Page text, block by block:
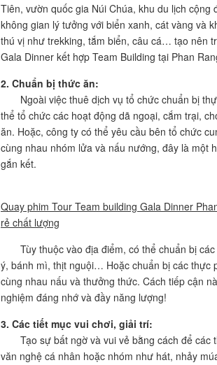
Tiên, vườn quốc gia Núi Chúa, khu du lịch
không gian lý tưởng với biển xanh, cát vàng và
thú vị như trekking, tắm biển, câu cá… tạo nên
Gala Dinner kết hợp Team Building tại Phan
2. Chuẩn bị thức ăn:
Ngoài việc thuê dịch vụ tổ chức chuẩn bị
thể tổ chức các hoạt động dã ngoại, cắm trại,
ăn. Hoặc, công ty có thể yêu cầu bên tổ chức
cùng nhau nhóm lửa và nấu nướng, đây là một
gắn kết.
Quay phim Tour Team building Gala Dinner
rẻ chất lượng
Tùy thuộc vào địa điểm, có thể chuẩn bị các
ý, bánh mì, thịt nguội… Hoặc chuẩn bị các thực
cùng nhau nấu và thưởng thức. Cách tiếp cận
nghiệm đáng nhớ và đầy năng lượng!
3. Các tiết mục vui chơi, giải trí:
Tạo sự bất ngờ và vui vẻ bằng cách để các
văn nghệ cá nhân hoặc nhóm như hát, nhảy